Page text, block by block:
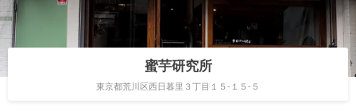
蜜芋研究所
東京都荒川区西日暮里３丁目１５-１５-５